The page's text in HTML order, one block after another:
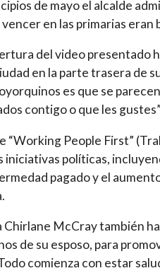
de mayo el alcalde
en las primarias eran
del video presentado
en la parte trasera de
es que se
contigo o que les
“Working People First”
iniciativas políticas,
pagado y el
Chirlane McCray también
de su esposo, para
comienza con estar